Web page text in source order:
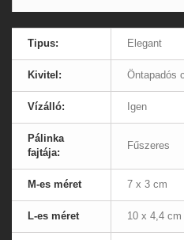
Tipus: Elegant
Kivitel: Öntapadós
Vízálló: Igen
Pálinka
fajtája:
Fűszeres
M-es méret 7 x 3 cm
L-es méret 10 x 4,4 cm